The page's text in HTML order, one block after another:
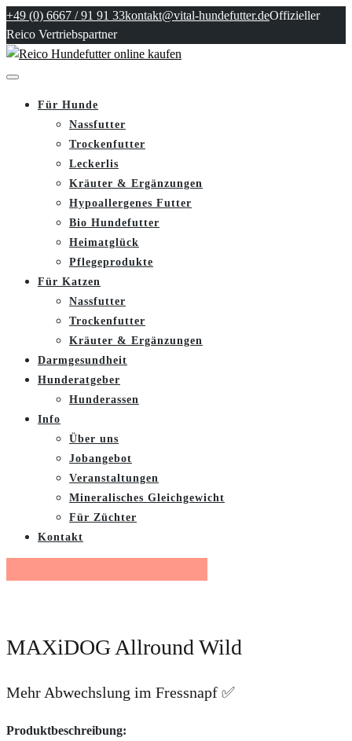
+49 (0) 6667 / 91 91 33kontakt@vital-hundefutter.deOffizieller
Reico Vertriebspartner
Für Hunde
Nassfutter
Trockenfutter
Leckerlis
Kräuter & Ergänzungen
Hypoallergenes Futter
Bio Hundefutter
Heimatglück
Pflegeprodukte
Für Katzen
Nassfutter
Trockenfutter
Kräuter & Ergänzungen
Darmgesundheit
Hunderatgeber
Hunderassen
Info
Über uns
Jobangebot
Veranstaltungen
Mineralisches Gleichgewicht
Für Züchter
Kontakt
MAXiDOG Allround Wild
Mehr Abwechslung im Fressnapf ✅
Produktbeschreibung: